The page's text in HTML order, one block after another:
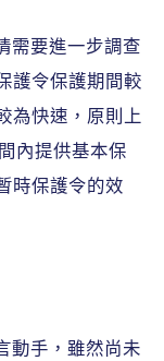
需要進一步調查
護令保護期間較
為快速，原則上
內提供基本保
時保護令的效
動手，雖然尚未